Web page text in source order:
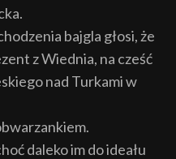
bajgla głosi, że
z Wiednia, na cześć
nad Turkami w
daleko im do ideału